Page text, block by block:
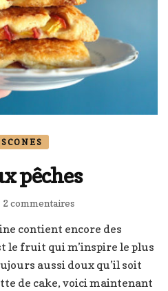
SCONES
pêches
2 commentairessur
d’été
aux
contient encore des
le fruit qui m’inspire le plus
aussi doux qu’il soit
de cake, voici maintenant